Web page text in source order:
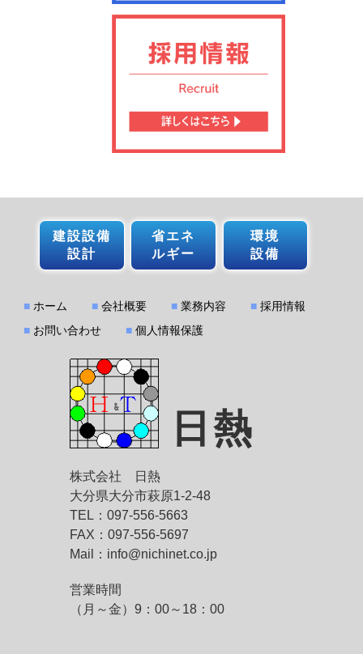
建設設備
設計
省エネ
ルギー
環境
設備
■ ホーム ■ 会社概要 ■ 業務内容 ■ 採用情報
■ お問い合わせ ■ 個人情報保護
日熱
株式会社 日熱
大分県大分市萩原1-2-48
TEL：097-556-5663
FAX：097-556-5697
Mail：info@nichinet.co.jp
営業時間
（月～金）9：00～18：00